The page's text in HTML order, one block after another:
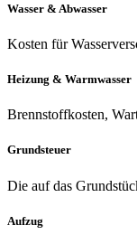
Wasser & Abwasser
Kosten für
Heizung & Warmwasser
Brennstoffkosten,
Grundsteuer
Die auf das
Aufzug